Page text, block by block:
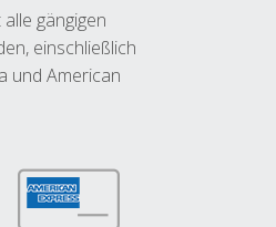
gängigen
einschließlich
und American